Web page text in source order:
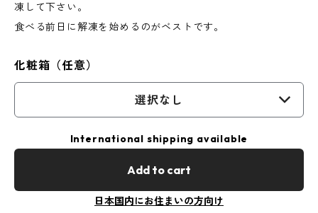
凍して下さい。
食べる前日に解凍を始めるのがベストです。
化粧箱（任意）
選択なし
International shipping available
Add to cart
日本国内にお住まいの方向け